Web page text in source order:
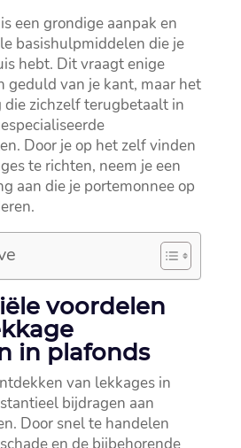
een grondige aanpak en
basishulpmiddelen die je
hebt.​ Dit vraagt enige
geduld van je kant, maar het
die zichzelf terugbetaalt in
Door je op het zelf vinden
te richten, neem je een
aan die je portemonnee op
voordelen
in plafonds
van lekkages in
bijdragen aan
Door snel te handelen